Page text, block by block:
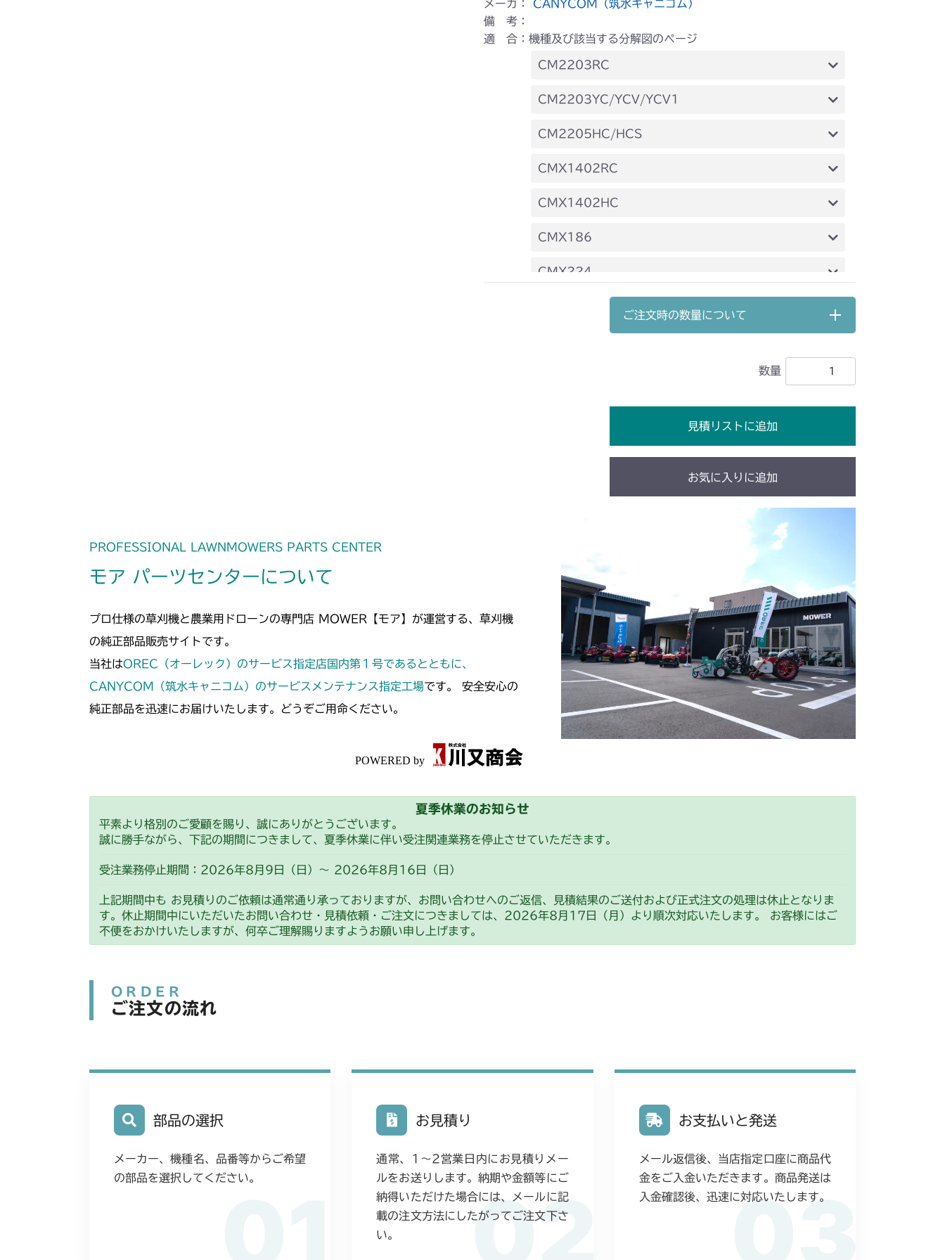
メーカ： CANYCOM（筑水キャニコム）
備 考：
適 合：機種及び該当する分解図のページ
CM2203RC
本体 FIG9 フロントアクスル
CM2203YC/YCV/YCV1
本体 FIG9 フロントアクスル
CM2205HC/HCS
本体 FIG8 フロントアクセル
CMX1402RC
本体 FIG9 フロントアクスル
CMX1402HC
本体 FIG10 フロントアクセル
CMX186
本体 FIG11 フロントアクスル
CMX224
本体 FIG16 フロントアクスル
CMX2202YC
本体 FIG19 フロントアクスル(ターフ)
CMX2202YCV/YCS
本体 FIG10 フロントアクセル(AGタイヤ)
本体 FIG12 フロントアクスル
本体 FIG32 フロントアクスル(ターフ)
CMX2502
本体 FIG14 フロントアクスル
CMX2506RC
本体 FIG11 フロントアクスル
CMX2506YC/YCV/YCS
本体 FIG13 フロントアクスル
CMX2508YC/YCS
本体 FIG12 フロントアクスル
ご注文時の数量について
数量
見積リストに追加
お気に入りに追加
PROFESSIONAL LAWNMOWERS PARTS CENTER
モア パーツセンターについて
プロ仕様の草刈機と農業用ドローンの専門店 MOWER【モア】が運営する、草刈機
の純正部品販売サイトです。
当社はOREC（オーレック）のサービス指定店国内第１号であるとともに、
CANYCOM（筑水キャニコム）のサービスメンテナンス指定工場です。 安全安心の
純正部品を迅速にお届けいたします。どうぞご用命ください。
夏季休業のお知らせ
平素より格別のご愛顧を賜り、誠にありがとうございます。
誠に勝手ながら、下記の期間につきまして、夏季休業に伴い受注関連業務を停止させていただきます。
受注業務停止期間：2026年8月9日（日）～ 2026年8月16日（日）
上記期間中も お見積りのご依頼は通常通り承っておりますが、お問い合わせへのご返信、見積結果のご送付および正式注文の処理は休止となりま
す。休止期間中にいただいたお問い合わせ・見積依頼・ご注文につきましては、2026年8月17日（月）より順次対応いたします。 お客様にはご
不便をおかけいたしますが、何卒ご理解賜りますようお願い申し上げます。
ORDER
ご注文の流れ
部品の選択
メーカー、機種名、品番等からご希望
の部品を選択してください。
02
お見積り
通常、1〜2営業日内にお見積りメー
ルをお送りします。納期や金額等にご
納得いただけた場合には、メールに記
載の注文方法にしたがってご注文下さ
い。
03
お支払いと発送
メール返信後、当店指定口座に商品代
金をご入金いただきます。商品発送は
入金確認後、迅速に対応いたします。